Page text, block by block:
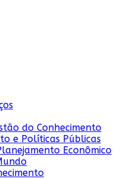
do Conhecimento
e Políticas Públicas
Econômico